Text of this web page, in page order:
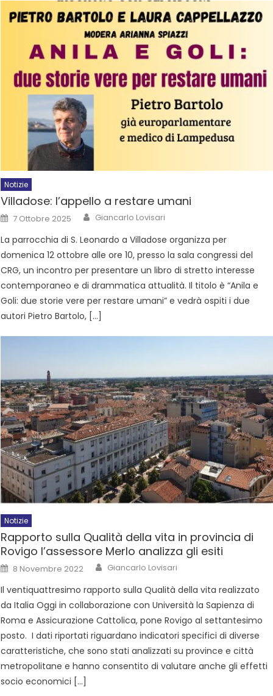
Notizie
Villadose: l’appello a restare umani
7 Ottobre 2025 Giancarlo Lovisari
La parrocchia di S. Leonardo a Villadose organizza per
domenica 12 ottobre alle ore 10, presso la sala congressi del
CRG, un incontro per presentare un libro di stretto interesse
contemporaneo e di drammatica attualità. Il titolo è “Anila e
Goli: due storie vere per restare umani” e vedrà ospiti i due
autori Pietro Bartolo, […]
Notizie
Rapporto sulla Qualità della vita in provincia di
Rovigo l’assessore Merlo analizza gli esiti
8 Novembre 2022 Giancarlo Lovisari
Il ventiquattresimo rapporto sulla Qualità della vita realizzato
da Italia Oggi in collaborazione con Università la Sapienza di
Roma e Assicurazione Cattolica, pone Rovigo al settantesimo
posto. I dati riportati riguardano indicatori specifici di diverse
caratteristiche, che sono stati analizzati su province e città
metropolitane e hanno consentito di valutare anche gli effetti
socio economici […]